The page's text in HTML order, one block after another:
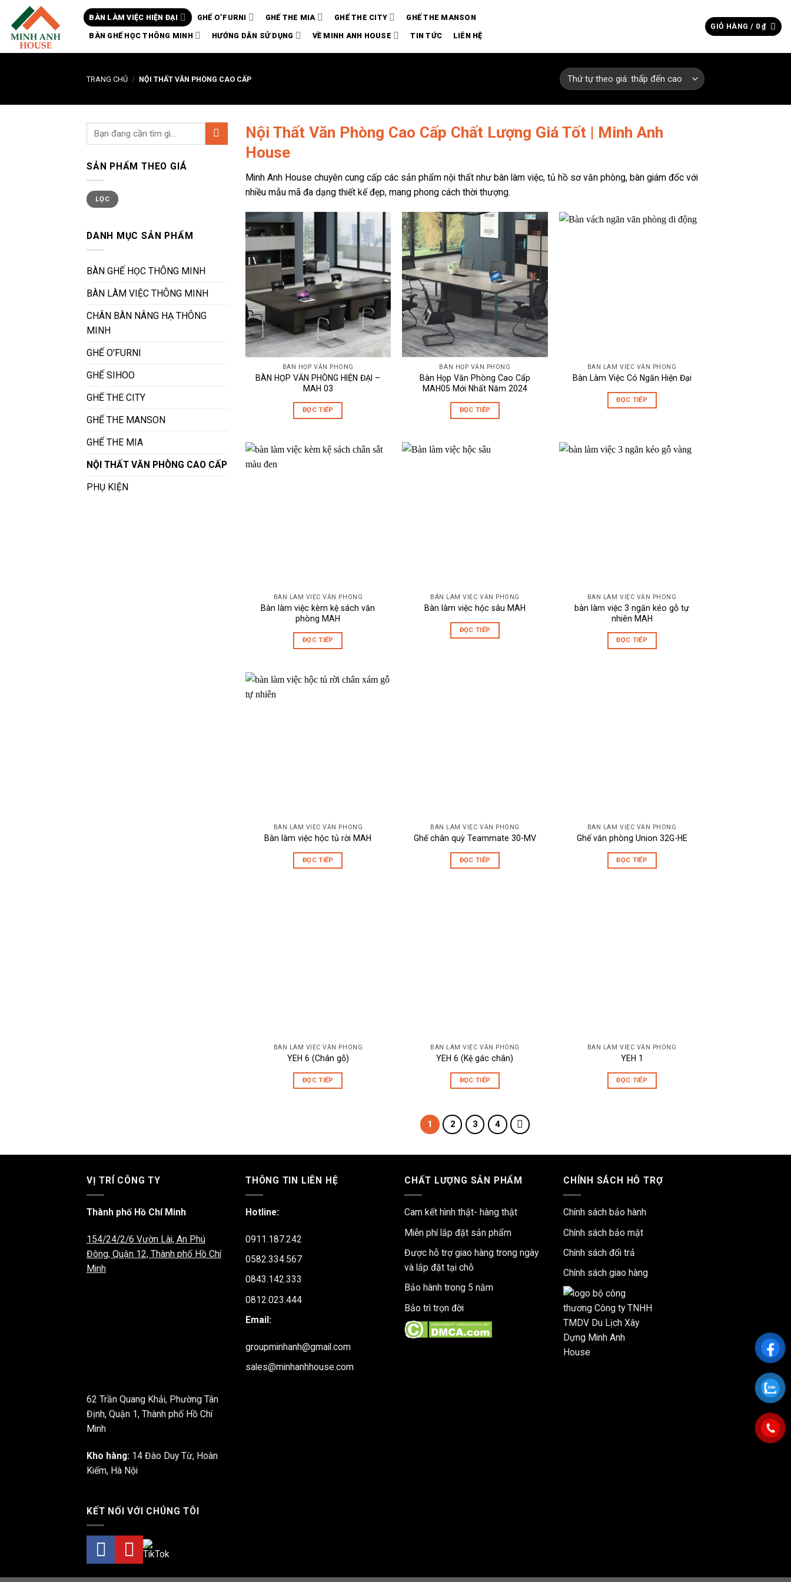
Chuyển
đến
nội
dung
BÀN LÀM VIỆC HIỆN ĐẠI GHẾ O’FURNI GHẾ THE MIA GHẾ THE CITY GHẾ THE MANSON
BÀN GHẾ HỌC THÔNG MINH HƯỚNG DẪN SỬ DỤNG VỀ MINH ANH HOUSE TIN TỨC LIÊN HỆ
GIỎ HÀNG / 0₫
TRANG CHỦ / NỘI THẤT VĂN PHÒNG CAO CẤP
SẢN PHẨM THEO GIÁ
Giá
thấp
nhất
Giá
cao
nhất
LỌC
DANH MỤC SẢN PHẨM
BÀN GHẾ HỌC THÔNG MINH
BÀN LÀM VIỆC THÔNG MINH
CHÂN BÀN NÂNG HẠ THÔNG
MINH
GHẾ O'FURNI
GHẾ SIHOO
GHẾ THE CITY
GHẾ THE MANSON
GHẾ THE MIA
NỘI THẤT VĂN PHÒNG CAO CẤP
PHỤ KIỆN
Nội Thất Văn Phòng Cao Cấp Chất Lượng Giá Tốt | Minh Anh
House
Minh Anh House chuyên cung cấp các sản phẩm nội thất như bàn làm việc, tủ hồ sơ văn phòng, bàn giám đốc với
nhiều mẫu mã đa dạng thiết kế đẹp, mang phong cách thời thượng.
BÀN HỌP VĂN PHÒNG
BÀN HỌP VĂN PHÒNG HIỆN ĐẠI –
MAH 03
ĐỌC TIẾP
BÀN HỌP VĂN PHÒNG
Bàn Họp Văn Phòng Cao Cấp
MAH05 Mới Nhất Năm 2024
ĐỌC TIẾP
BÀN LÀM VIỆC VĂN PHÒNG
Bàn Làm Việc Có Ngăn Hiện Đại
ĐỌC TIẾP
BÀN LÀM VIỆC VĂN PHÒNG
Bàn làm việc kèm kệ sách văn
phòng MAH
ĐỌC TIẾP
BÀN LÀM VIỆC VĂN PHÒNG
Bàn làm việc hộc sâu MAH
ĐỌC TIẾP
BÀN LÀM VIỆC VĂN PHÒNG
bàn làm việc 3 ngăn kéo gỗ tự
nhiên MAH
ĐỌC TIẾP
BÀN LÀM VIỆC VĂN PHÒNG
Bàn làm việc hộc tủ rời MAH
ĐỌC TIẾP
BÀN LÀM VIỆC VĂN PHÒNG
Ghế chân quỳ Teammate 30-MV
ĐỌC TIẾP
BÀN LÀM VIỆC VĂN PHÒNG
Ghế văn phòng Union 32G-HE
ĐỌC TIẾP
BÀN LÀM VIỆC VĂN PHÒNG
YEH 6 (Chân gỗ)
ĐỌC TIẾP
BÀN LÀM VIỆC VĂN PHÒNG
YEH 6 (Kệ gác chân)
ĐỌC TIẾP
BÀN LÀM VIỆC VĂN PHÒNG
YEH 1
ĐỌC TIẾP
1 2 3 4
VỊ TRÍ CÔNG TY
Thành phố Hồ Chí Minh
154/24/2/6 Vườn Lài, An Phú
Đông, Quận 12, Thành phố Hồ Chí
Minh
62 Trần Quang Khải, Phường Tân
Định, Quận 1, Thành phố Hồ Chí
Minh
Kho hàng: 14 Đào Duy Từ, Hoàn
Kiếm, Hà Nội
THÔNG TIN LIÊN HỆ
Hotline:
0911.187.242
0582.334.567
0843.142.333
0812.023.444
Email:
groupminhanh@gmail.com
sales@minhanhhouse.com
CHẤT LƯỢNG SẢN PHẨM
Cam kết hình thật- hàng thật
Miễn phí lắp đặt sản phẩm
Được hỗ trợ giao hàng trong ngày
và lắp đặt tại chỗ
Bảo hành trong 5 năm
Bảo trì trọn đời
CHÍNH SÁCH HỖ TRỢ
Chính sách bảo hành
Chính sách bảo mật
Chính sách đổi trả
Chính sách giao hàng
KẾT NỐI VỚI CHÚNG TÔI